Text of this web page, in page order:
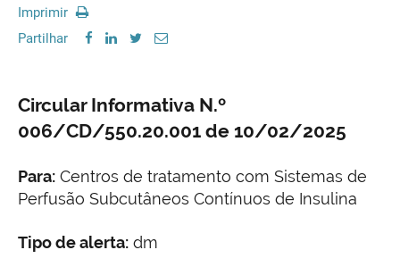
Imprimir
Partilhar
Circular Informativa N.º
006/CD/550.20.001 de 10/02/2025
Para: Centros de tratamento com Sistemas de
Perfusão Subcutâneos Contínuos de Insulina
Tipo de alerta: dm